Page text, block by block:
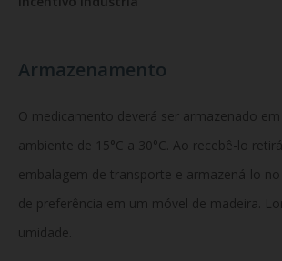
Armazenamento
O medicamento deverá ser armazenado
ambiente de 15°C a 30°C. Ao recebê-lo
embalagem de transporte e armazená-lo
de preferência em um móvel de madeira.
umidade.